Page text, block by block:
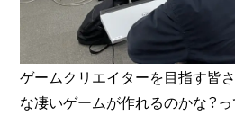
ゲームクリエイターを目指す皆
な凄いゲームが作れるのかな？